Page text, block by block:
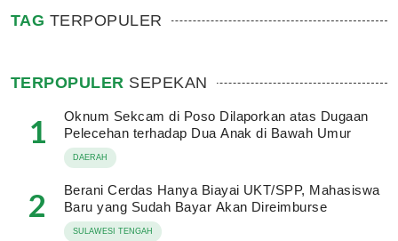
TAG TERPOPULER
TERPOPULER SEPEKAN
1
Oknum Sekcam di Poso Dilaporkan atas Dugaan
Pelecehan terhadap Dua Anak di Bawah Umur
DAERAH
2
Berani Cerdas Hanya Biayai UKT/SPP, Mahasiswa
Baru yang Sudah Bayar Akan Direimburse
SULAWESI TENGAH